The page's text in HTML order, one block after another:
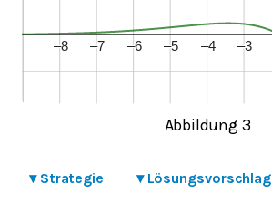
Abbildung 3
▾ Strategie ▾ Lösungsvorschlag